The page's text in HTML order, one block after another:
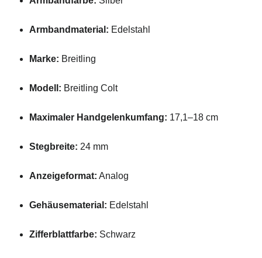
Armbandmaterial: Edelstahl
Marke: Breitling
Modell: Breitling Colt
Maximaler Handgelenkumfang: 17,1–18 cm
Stegbreite: 24 mm
Anzeigeformat: Analog
Gehäusematerial: Edelstahl
Zifferblattfarbe: Schwarz